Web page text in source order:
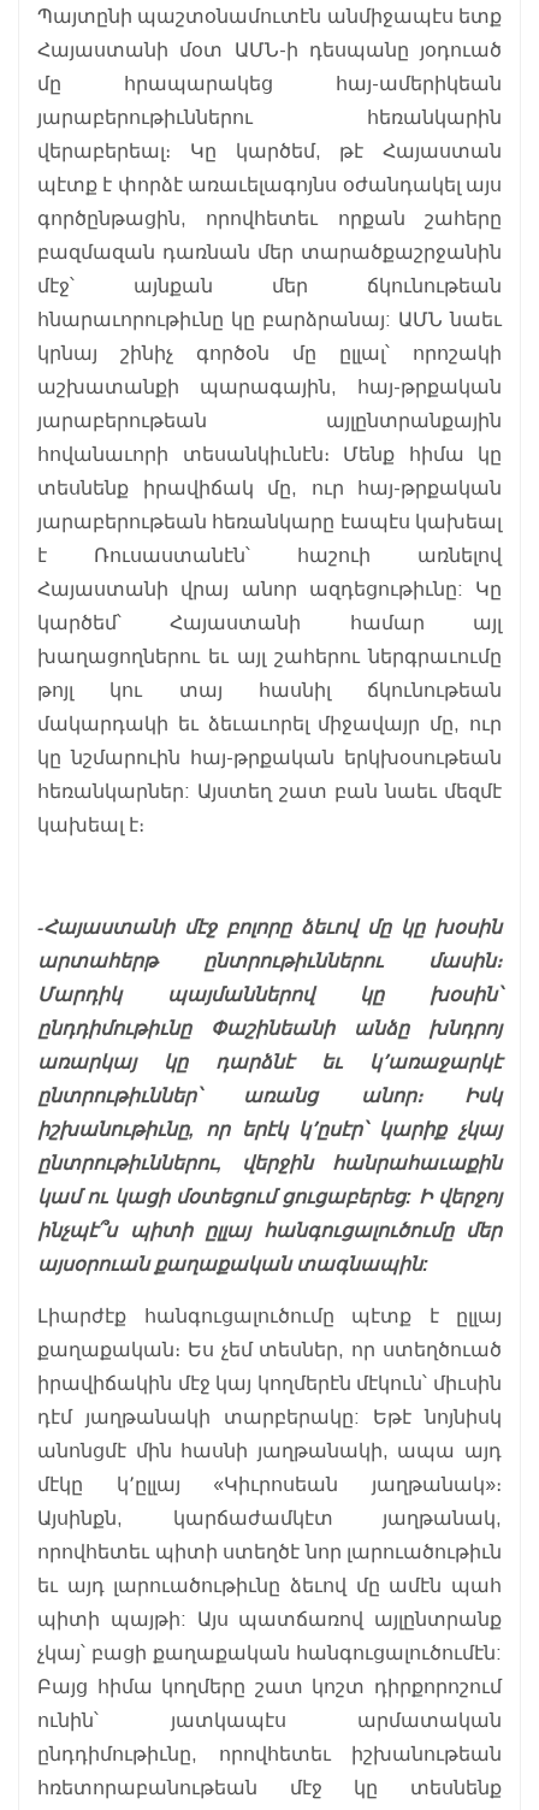
Պայտընի պաշտօնամուտէն անմիջապէս ետք
Հայաստանի մօտ ԱՄՆ-ի դեսպանը յօդուած
մը հրապարակեց հայ-ամերիկեան
յարաբերութիւններու հեռանկարին
վերաբերեալ։ Կը կարծեմ, թէ Հայաստան
պէտք է փորձէ առաւելագոյնս օժանդակել այս
գործընթացին, որովհետեւ որքան շահերը
բազմազան դառնան մեր տարածքաշրջանին
մէջ՝ այնքան մեր ճկունութեան
հնարաւորութիւնը կը բարձրանայ: ԱՄՆ նաեւ
կրնայ շինիչ գործօն մը ըլլալ՝ որոշակի
աշխատանքի պարագային, հայ-թրքական
յարաբերութեան այլընտրանքային
հովանաւորի տեսանկիւնէն։ Մենք հիմա կը
տեսնենք իրավիճակ մը, ուր հայ-թրքական
յարաբերութեան հեռանկարը էապէս կախեալ
է Ռուսաստանէն՝ հաշուի առնելով
Հայաստանի վրայ անոր ազդեցութիւնը: Կը
կարծեմ՝ Հայաստանի համար այլ
խաղացողներու եւ այլ շահերու ներգրաւումը
թոյլ կու տայ հասնիլ ճկունութեան
մակարդակի եւ ձեւաւորել միջավայր մը, ուր
կը նշմարուին հայ-թրքական երկխօսութեան
հեռանկարներ: Այստեղ շատ բան նաեւ մեզմէ
կախեալ է։
-Հայաստանի մէջ բոլորը ձեւով մը կը խօսին
արտահերթ ընտրութիւններու մասին։
Մարդիկ պայմաններով կը խօսին՝
ընդդիմութիւնը Փաշինեանի անձը խնդրոյ
առարկայ կը դարձնէ եւ կ՚առաջարկէ
ընտրութիւններ՝ առանց անոր։ Իսկ
իշխանութիւնը, որ երէկ կ՚ըսէր՝ կարիք չկայ
ընտրութիւններու, վերջին հանրահաւաքին
կամ ու կացի մօտեցում ցուցաբերեց: Ի վերջոյ
ինչպէ՞ս պիտի ըլլայ հանգուցալուծումը մեր
այսօրուան քաղաքական տագնապին:
Լիարժէք հանգուցալուծումը պէտք է ըլլայ
քաղաքական։ Ես չեմ տեսներ, որ ստեղծուած
իրավիճակին մէջ կայ կողմերէն մէկուն՝ միւսին
դէմ յաղթանակի տարբերակը: Եթէ նոյնիսկ
անոնցմէ մին հասնի յաղթանակի, ապա այդ
մէկը կ՚ըլլայ «Կիւրոսեան յաղթանակ»։
Այսինքն, կարճաժամկէտ յաղթանակ,
որովհետեւ պիտի ստեղծէ նոր լարուածութիւն
եւ այդ լարուածութիւնը ձեւով մը ամէն պահ
պիտի պայթի: Այս պատճառով այլընտրանք
չկայ՝ բացի քաղաքական հանգուցալուծումէն:
Բայց հիմա կողմերը շատ կոշտ դիրքորոշում
ունին՝ յատկապէս արմատական
ընդդիմութիւնը, որովհետեւ իշխանութեան
հռետորաբանութեան մէջ կը տեսնենք